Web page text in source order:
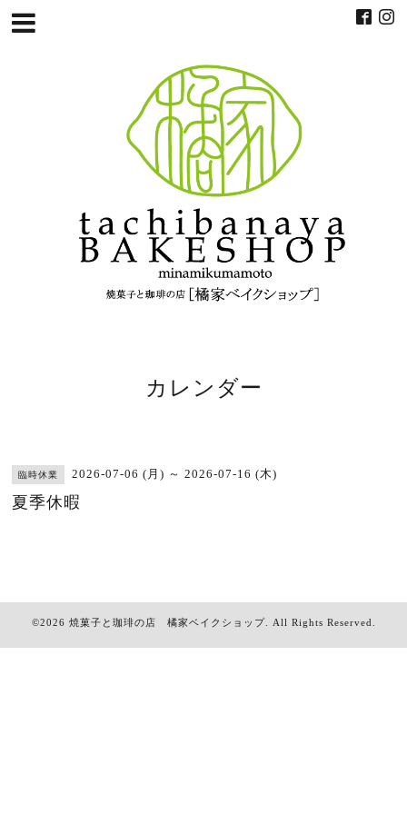
カレンダー
臨時休業 2026-07-06 (月) ～ 2026-07-16 (木)
夏季休暇
©2026 焼菓子と珈琲の店 橘家ベイクショップ. All Rights Reserved.